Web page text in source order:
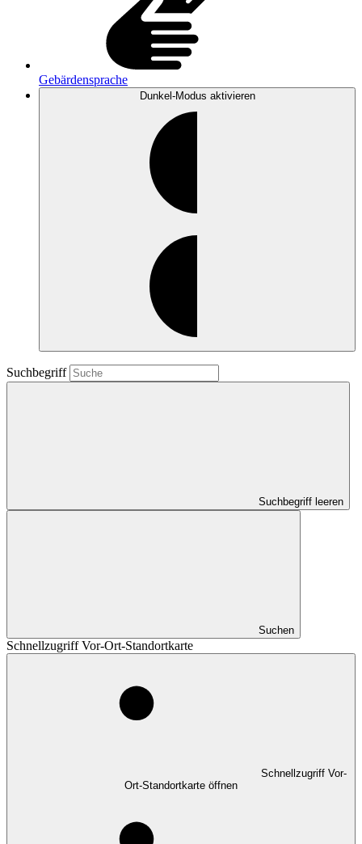
Gebärdensprache
Dunkel-Modus aktivieren
Suchbegriff
Suchbegriff leeren
Suchen
Schnellzugriff Vor-Ort-Standortkarte
Schnellzugriff Vor-
Ort-Standortkarte öffnen